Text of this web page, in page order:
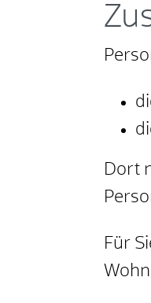
Dort
Für